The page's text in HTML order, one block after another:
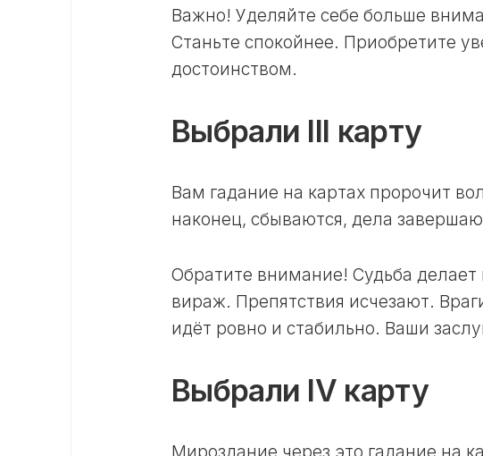
Важно! Уделяйте себе больше
Станьте спокойнее. Приобретите
достоинством.
Выбрали III карту
Вам гадание на картах пророчит
наконец, сбываются, дела
Обратите внимание! Судьба
вираж. Препятствия исчезают.
идёт ровно и стабильно. Ваши
Выбрали IV карту